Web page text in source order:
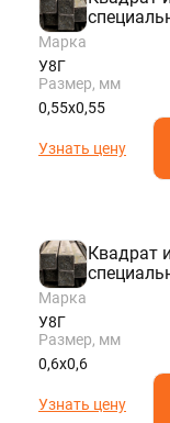
Марка
У8Г
Размер, мм
0,55х0,55
Узнать цену
Квадрат
Марка
У8Г
Размер, мм
0,6х0,6
Узнать цену